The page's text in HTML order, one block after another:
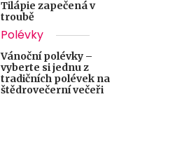
Tilápie zapečená v
troubě
Polévky
Vánoční polévky –
vyberte si jednu z
tradičních polévek na
štědrovečerní večeři